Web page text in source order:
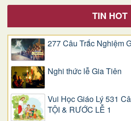
TIN HOT
277 Câu Trắc Nghiệm
Nghi thức lễ Gia Tiên
Vui Học Giáo Lý 531
TỘI & RƯỚC LỄ 1